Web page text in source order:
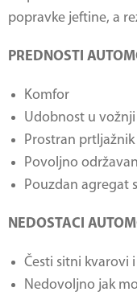
popravke jeftine, a
PREDNOSTI
Komfor
Udobnost u vožnji
Prostran
Povoljno
Pouzdan agregat
NEDOSTACI
Česti sitni kvarovi
Nedovoljno jak